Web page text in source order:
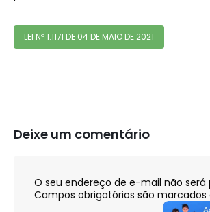
LEI Nº 1.1171 DE 04 DE MAIO DE 2021
Deixe um comentário
O seu endereço de e-mail não será
Campos obrigatórios são